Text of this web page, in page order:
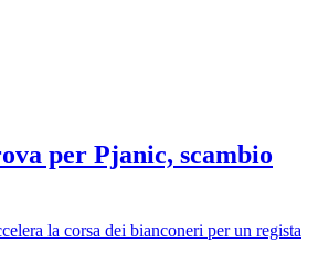
per Pjanic, scambio
la corsa dei bianconeri per un regista